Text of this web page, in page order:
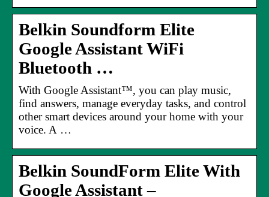
Belkin Soundform Elite
Google Assistant WiFi
Bluetooth …
With Google Assistant™, you can play music,
find answers, manage everyday tasks, and control
other smart devices around your home with your
voice. A …
Belkin SoundForm Elite With
Google Assistant –